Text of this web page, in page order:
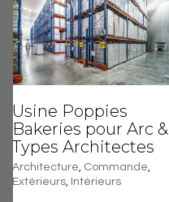
Usine Poppies
Bakeries pour Arc &
Types Architectes
Architecture, Commande,
Extérieurs, Intérieurs